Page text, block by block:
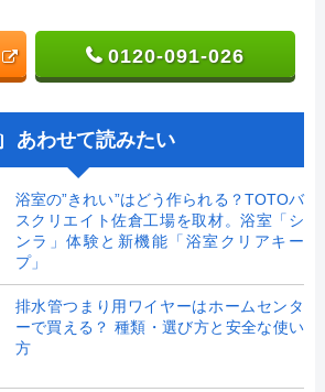
0120-091-026
あわせて読みたい
浴室の”きれい”はどう作られる？TOTOバ
スクリエイト佐倉工場を取材。浴室「シ
ンラ」体験と新機能「浴室クリアキー
プ」
排水管つまり用ワイヤーはホームセンタ
ーで買える？ 種類・選び方と安全な使い
方